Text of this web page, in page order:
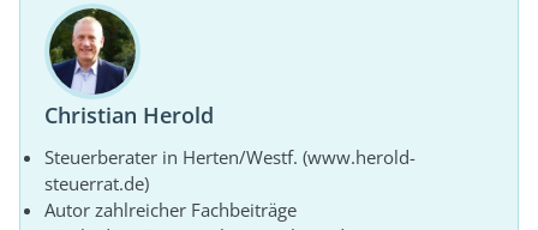
Christian Herold
Steuerberater in Herten/Westf. (www.herold-
steuerrat.de)
Autor zahlreicher Fachbeiträge